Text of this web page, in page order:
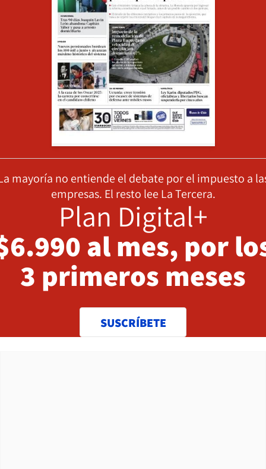
mayoría no entiende el debate por el impuesto a
empresas. El resto lee La Tercera.
Plan Digital+
al mes, por
3 primeros meses
SUSCRÍBETE